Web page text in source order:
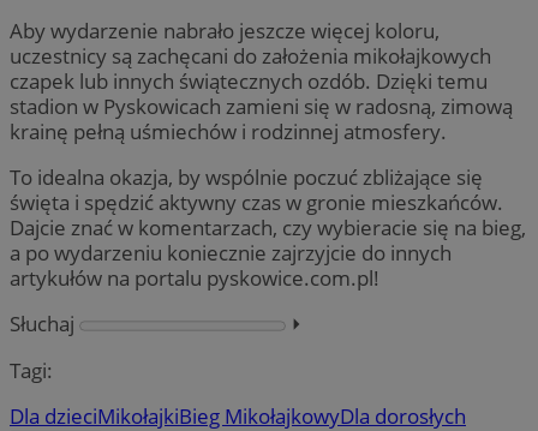
Aby wydarzenie nabrało jeszcze więcej koloru,
uczestnicy są zachęcani do założenia mikołajkowych
czapek lub innych świątecznych ozdób. Dzięki temu
stadion w Pyskowicach zamieni się w radosną, zimową
krainę pełną uśmiechów i rodzinnej atmosfery.
To idealna okazja, by wspólnie poczuć zbliżające się
święta i spędzić aktywny czas w gronie mieszkańców.
Dajcie znać w komentarzach, czy wybieracie się na bieg,
a po wydarzeniu koniecznie zajrzyjcie do innych
artykułów na portalu pyskowice.com.pl!
Słuchaj
⏵︎
Tagi:
Dla dzieciMikołajkiBieg MikołajkowyDla dorosłych